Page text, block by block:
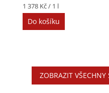
Měrná
cena:
1 378 Kč / 1 l
Do košíku
ZOBRAZIT VŠECHNY